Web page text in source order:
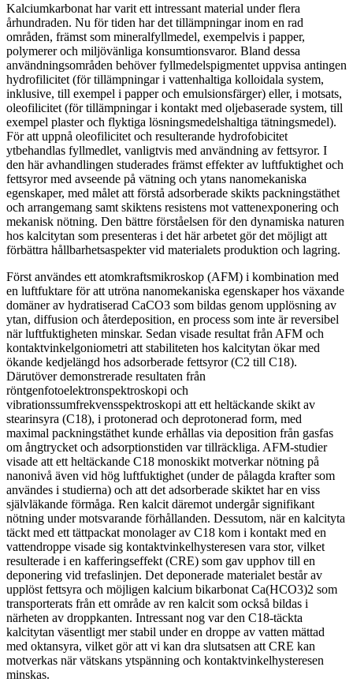
Kalciumkarbonat har varit ett intressant material under flera
århundraden. Nu för tiden har det tillämpningar inom en rad
områden, främst som mineralfyllmedel, exempelvis i papper,
polymerer och miljövänliga konsumtionsvaror. Bland dessa
användningsområden behöver fyllmedelspigmentet uppvisa antingen
hydrofilicitet (för tillämpningar i vattenhaltiga kolloidala system,
inklusive, till exempel i papper och emulsionsfärger) eller, i motsats,
oleofilicitet (för tillämpningar i kontakt med oljebaserade system, till
exempel plaster och flyktiga lösningsmedelshaltiga tätningsmedel).
För att uppnå oleofilicitet och resulterande hydrofobicitet
ytbehandlas fyllmedlet, vanligtvis med användning av fettsyror. I
den här avhandlingen studerades främst effekter av luftfuktighet och
fettsyror med avseende på vätning och ytans nanomekaniska
egenskaper, med målet att förstå adsorberade skikts packningstäthet
och arrangemang samt skiktens resistens mot vattenexponering och
mekanisk nötning. Den bättre förståelsen för den dynamiska naturen
hos kalcitytan som presenteras i det här arbetet gör det möjligt att
förbättra hållbarhetsaspekter vid materialets produktion och lagring.
Först användes ett atomkraftsmikroskop (AFM) i kombination med
en luftfuktare för att utröna nanomekaniska egenskaper hos växande
domäner av hydratiserad CaCO3 som bildas genom upplösning av
ytan, diffusion och återdeposition, en process som inte är reversibel
när luftfuktigheten minskar. Sedan visade resultat från AFM och
kontaktvinkelgoniometri att stabiliteten hos kalcitytan ökar med
ökande kedjelängd hos adsorberade fettsyror (C2 till C18).
Därutöver demonstrerade resultaten från
röntgenfotoelektronspektroskopi och
vibrationssumfrekvensspektroskopi att ett heltäckande skikt av
stearinsyra (C18), i protonerad och deprotonerad form, med
maximal packningstäthet kunde erhållas via deposition från gasfas
om ångtrycket och adsorptionstiden var tillräckliga. AFM-studier
visade att ett heltäckande C18 monoskikt motverkar nötning på
nanonivå även vid hög luftfuktighet (under de pålagda krafter som
användes i studierna) och att det adsorberade skiktet har en viss
självläkande förmåga. Ren kalcit däremot undergår signifikant
nötning under motsvarande förhållanden. Dessutom, när en kalcityta
täckt med ett tättpackat monolager av C18 kom i kontakt med en
vattendroppe visade sig kontaktvinkelhysteresen vara stor, vilket
resulterade i en kafferingseffekt (CRE) som gav upphov till en
deponering vid trefaslinjen. Det deponerade materialet består av
upplöst fettsyra och möjligen kalcium bikarbonat Ca(HCO3)2 som
transporterats från ett område av ren kalcit som också bildas i
närheten av droppkanten. Intressant nog var den C18-täckta
kalcitytan väsentligt mer stabil under en droppe av vatten mättad
med oktansyra, vilket gör att vi kan dra slutsatsen att CRE kan
motverkas när vätskans ytspänning och kontaktvinkelhysteresen
minskas.